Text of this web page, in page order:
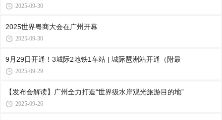
2025-09-30
2025世界粤商大会在广州开幕
2025-09-30
9月29日开通！3城际2地铁1车站 | 城际琶洲站开通（附最
2025-09-29
【发布会解读】广州全力打造“世界级水岸观光旅游目的地”
2025-09-26